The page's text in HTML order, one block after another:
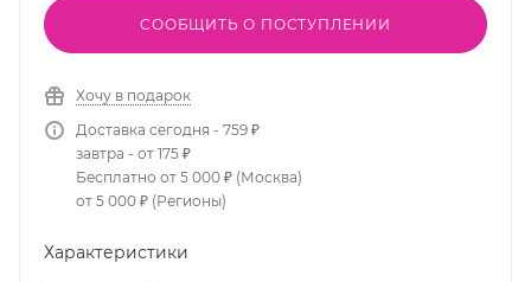
СООБЩИТЬ О ПОСТУПЛЕНИИ
Хочу в подарок
Доставка сегодня - 759 ₽
завтра - от 175 ₽
Бесплатно от 5 000 ₽ (Москва)
от 5 000 ₽ (Регионы)
Характеристики